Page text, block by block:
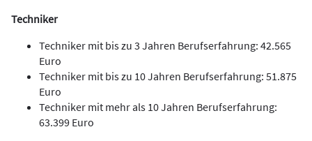
Techniker
Techniker mit bis zu 3 Jahren Berufserfahrung: 42.565
Euro
Techniker mit bis zu 10 Jahren Berufserfahrung: 51.875
Euro
Techniker mit mehr als 10 Jahren Berufserfahrung:
63.399 Euro